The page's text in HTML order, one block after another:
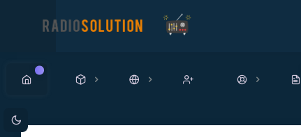
Nou